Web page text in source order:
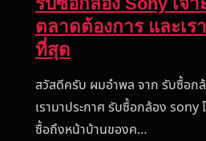
ตลาดต้องการ และเร
ที่สุด
สวัสดีครับ ผมอำพล จาก รับซื้อก
เรามาประกาศ รับซื้อกล้อง sony
ซื้อถึงหน้าบ้านของค…